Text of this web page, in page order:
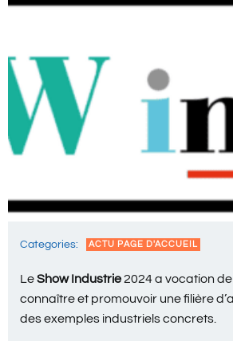
Categories: ACTU PAGE D'ACCUEIL
LeShow Industrie2024 a vocation
connaître et promouvoir une filière
des exemples industriels concrets.